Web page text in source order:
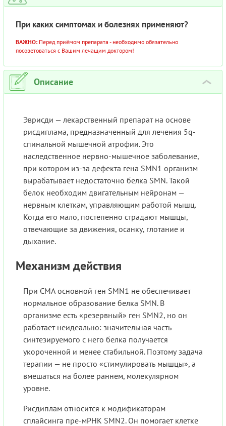
При каких симптомах и болезнях применяют?
ВАЖНО: Перед приёмом препарата - необходимо обязательно
посоветоваться с Вашим лечащим доктором!
Описание ›
Эврисди — лекарственный препарат на основе
рисдиплама, предназначенный для лечения 5q-
спинальной мышечной атрофии. Это
наследственное нервно-мышечное заболевание,
при котором из-за дефекта гена SMN1 организм
вырабатывает недостаточно белка SMN. Такой
белок необходим двигательным нейронам —
нервным клеткам, управляющим работой мышц.
Когда его мало, постепенно страдают мышцы,
отвечающие за движения, осанку, глотание и
дыхание.
Механизм действия
При СМА основной ген SMN1 не обеспечивает
нормальное образование белка SMN. В
организме есть «резервный» ген SMN2, но он
работает неидеально: значительная часть
синтезируемого с него белка получается
укороченной и менее стабильной. Поэтому задача
терапии — не просто «стимулировать мышцы», а
вмешаться на более раннем, молекулярном
уровне.
Рисдиплам относится к модификаторам
сплайсинга пре-мРНК SMN2. Он помогает клетке